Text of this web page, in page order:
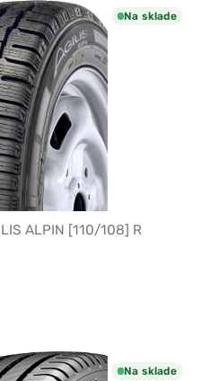
Na sklade
ALPIN [110/108] R
Na sklade